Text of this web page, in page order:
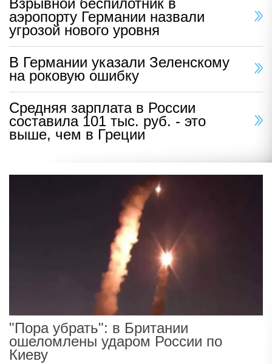
аэропорту Германии назвали
угрозой нового уровня
В Германии указали Зеленскому
на роковую ошибку
Средняя зарплата в России
составила 101 тыс. руб. - это
выше, чем в Греции
"Пора убрать": в Британии
ошеломлены ударом России по
Киеву